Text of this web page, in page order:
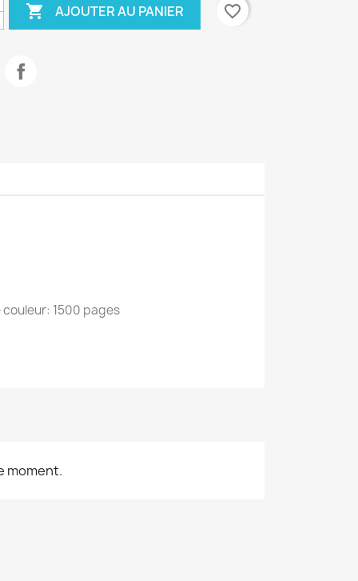
 AJOUTER AU PANIER favorite_border
1500 pages
moment.